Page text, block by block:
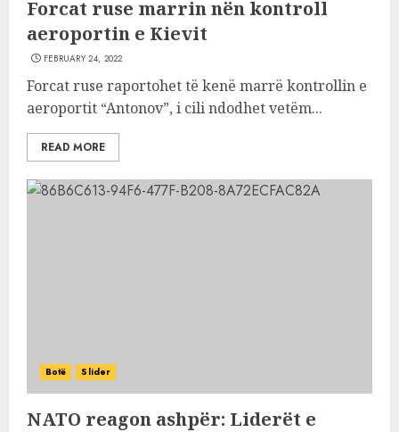
Forcat ruse marrin nën kontroll
aeroportin e Kievit
FEBRUARY 24, 2022
Forcat ruse raportohet të kenë marrë kontrollin e
aeroportit “Antonov”, i cili ndodhet vetëm...
READ MORE
Botë Slider
NATO reagon ashpër: Liderët e